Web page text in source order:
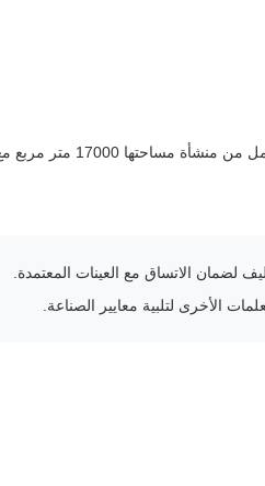
لضمان الاتساق مع العينات المعتمدة.
الأخرى لتلبية معايير الصناعة.